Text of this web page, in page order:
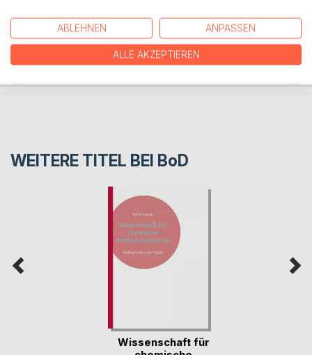
PRESSESTIMMEN
REZENSIONEN
WEITERE TITEL BEI BoD
Wissenschaft für
ABLEHNEN ANPASSEN
ALLE AKZEPTIEREN